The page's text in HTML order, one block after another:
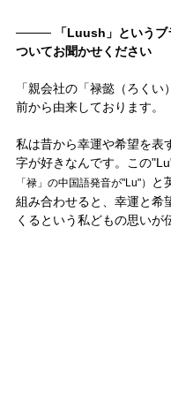
────
「Luush」という
ついてお聞かせください
「親会社の「禄懿（ろくい
前から由来しております。
私は昔から幸運や希望を表
字が好きなんです。この
「禄」の中国語発音が"Lu"）
と
組み合わせると、幸運と希
くるという私どもの思いが